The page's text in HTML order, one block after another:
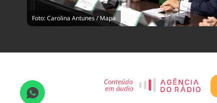
Foto: Carolina Antunes / Mapa